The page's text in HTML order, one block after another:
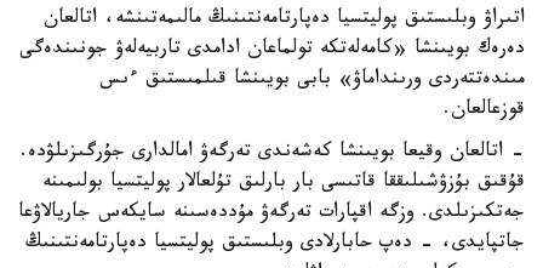
اتىراۋ وبلىستىق پوليتسيا دەپارتامەنتىنىڭ مالىمەتىنشە، اتالعان
دەرەك بويىنشا «كامەلەتكە تولماعان ادامدى تاربيەلەۋ جونىندەگى
مىندەتتەردى ورىنداماۋ» بابى بويىنشا قىلمىستىق ءىس
قوزعالعان.
- اتالعان وقيعا بويىنشا كەشەندى تەرگەۋ امالدارى جۇرگىزىلۋدە.
قۇقىق بۇزۋشىلىققا قاتىسى بار بارلىق تۇلعالار پوليتسيا بولىمىنە
جەتكىزىلدى. وزگە اقپارات تەرگەۋ مۇددەسىنە سايكەس جاريالاۋعا
جاتپايدى، - دەپ حابارلادى وبلىستىق پوليتسيا دەپارتامەنتىنىڭ